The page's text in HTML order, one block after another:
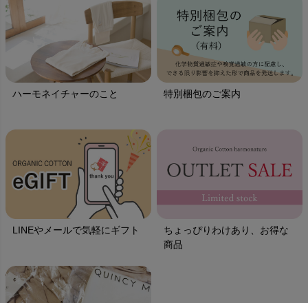
ハーモネイチャーのこと 特別梱包のご案内
LINEやメールで気軽にギフト
ちょっぴりわけあり、お得な
商品